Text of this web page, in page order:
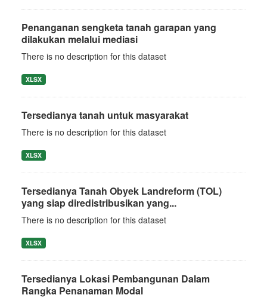
Penanganan sengketa tanah garapan yang
dilakukan melalui mediasi
There is no description for this dataset
XLSX
Tersedianya tanah untuk masyarakat
There is no description for this dataset
XLSX
Tersedianya Tanah Obyek Landreform (TOL)
yang siap diredistribusikan yang...
There is no description for this dataset
XLSX
Tersedianya Lokasi Pembangunan Dalam
Rangka Penanaman Modal